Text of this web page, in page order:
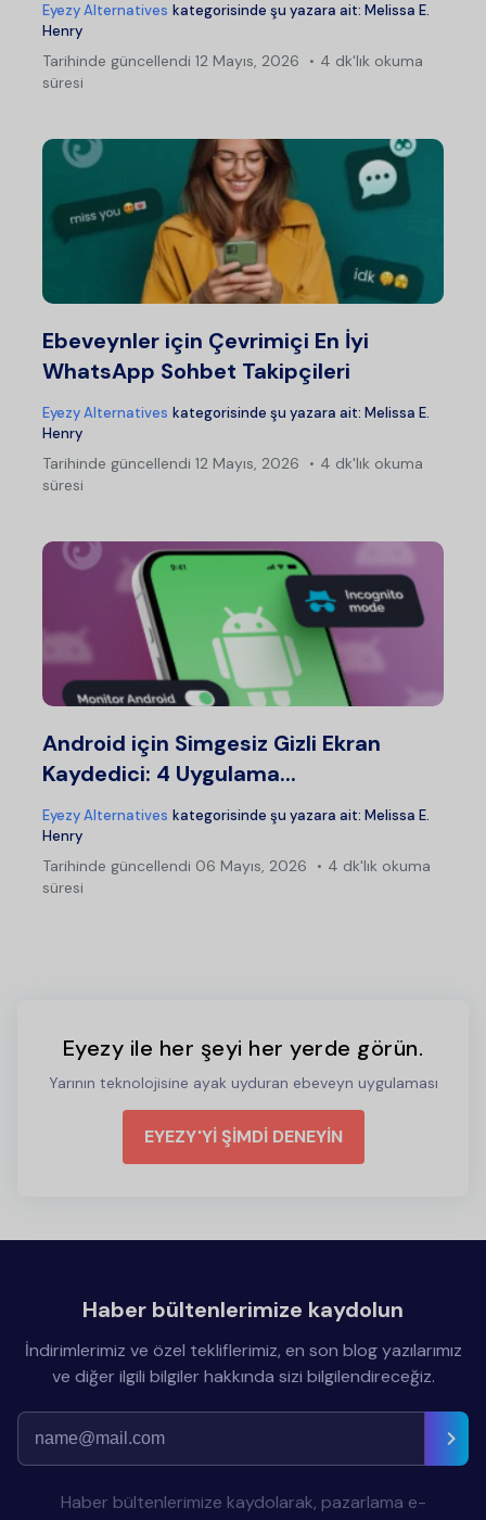
Eyezy Alternatives kategorisinde şu yazara ait: Melissa E.
Henry
Tarihinde güncellendi 12 Mayıs, 2026
4 dk'lık okuma
süresi
Ebeveynler için Çevrimiçi En İyi
WhatsApp Sohbet Takipçileri
Eyezy Alternatives kategorisinde şu yazara ait: Melissa E.
Henry
Tarihinde güncellendi 12 Mayıs, 2026
4 dk'lık okuma
süresi
Android için Simgesiz Gizli Ekran
Kaydedici: 4 Uygulama...
Eyezy Alternatives kategorisinde şu yazara ait: Melissa E.
Henry
Tarihinde güncellendi 06 Mayıs, 2026
4 dk'lık okuma
süresi
Eyezy ile her şeyi her yerde görün.
Yarının teknolojisine ayak uyduran ebeveyn uygulaması
EYEZY'Yİ ŞİMDİ DENEYİN
Haber bültenlerimize kaydolun
İndirimlerimiz ve özel tekliflerimiz, en son blog yazılarımız
ve diğer ilgili bilgiler hakkında sizi bilgilendireceğiz.
Haber bültenlerimize kaydolarak, pazarlama e-